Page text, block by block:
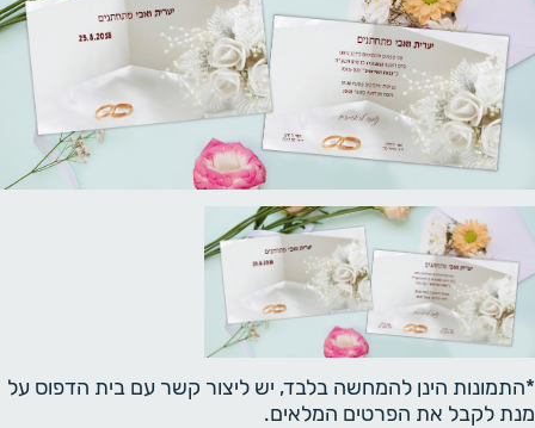
*התמונות הינן להמחשה בלבד, יש ליצור קשר עם בית הדפוס על
מנת לקבל את הפרטים המלאים.